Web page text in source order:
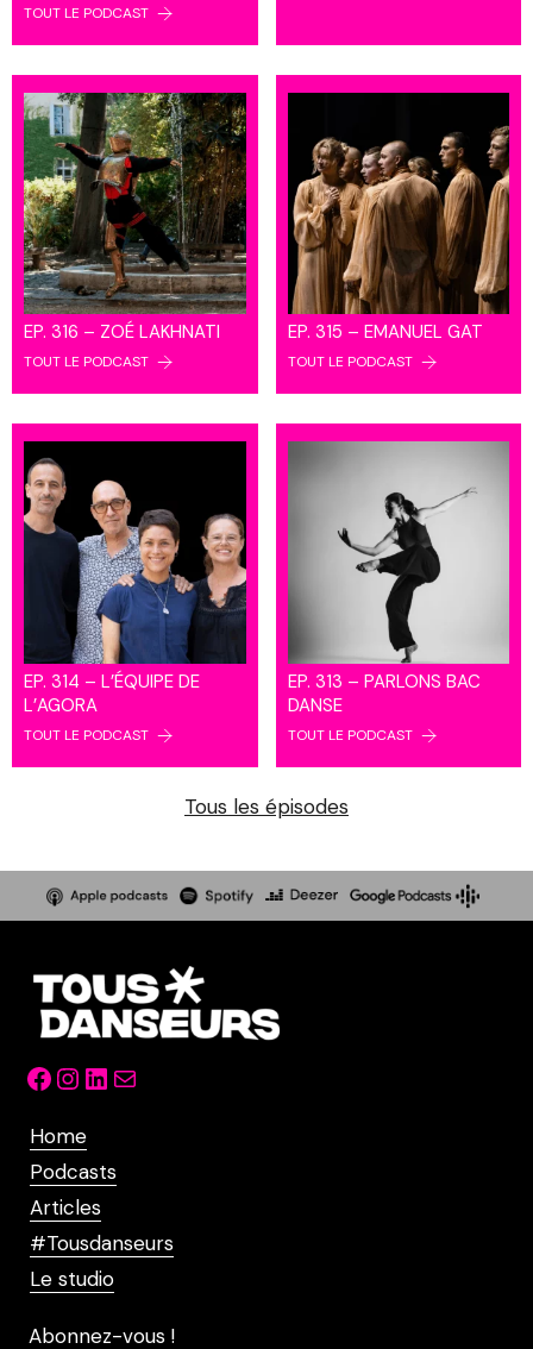
TOUT LE PODCAST
EP. 316 – ZOÉ LAKHNATI
TOUT LE PODCAST
EP. 315 – EMANUEL GAT
TOUT LE PODCAST
EP. 314 – L’ÉQUIPE DE
L’AGORA
TOUT LE PODCAST
EP. 313 – PARLONS BAC
DANSE
TOUT LE PODCAST
Tous les épisodes
Facebook
Instagram
LinkedIn
Mail
Home
Podcasts
Articles
#Tousdanseurs
Le studio
Abonnez-vous !